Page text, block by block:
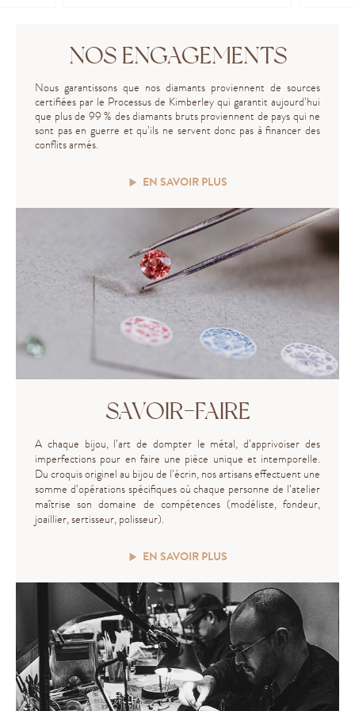
NOS ENGAGEMENTS
Nous garantissons que nos diamants proviennent de sources
certifiées par le Processus de Kimberley qui garantit aujourd’hui
que plus de 99 % des diamants bruts proviennent de pays qui ne
sont pas en guerre et qu’ils ne servent donc pas à financer des
conflits armés.
EN SAVOIR PLUS
SAVOIR-FAIRE
A chaque bijou, l’art de dompter le métal, d’apprivoiser des
imperfections pour en faire une pièce unique et intemporelle.
Du croquis originel au bijou de l’écrin, nos artisans effectuent une
somme d’opérations spécifiques où chaque personne de l’atelier
maîtrise son domaine de compétences (modéliste, fondeur,
joaillier, sertisseur, polisseur).
EN SAVOIR PLUS